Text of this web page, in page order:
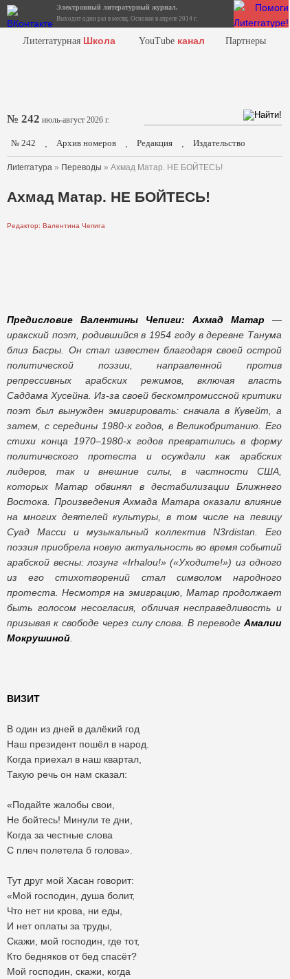
Электронный литературный журнал.
Выходит один раз в месяц. Основан в апреле 2014 г.
Лиterraтурная Школа YouTube канал Партнеры
№ 242 июль-август 2026 г.
№ 242 . Архив номеров . Редакция . Издательство
Лиterraтура » Переводы » Ахмад Матар. НЕ БОЙТЕСЬ!
Ахмад Матар. НЕ БОЙТЕСЬ!
Редактор: Валентина Чепига
Предисловие Валентины Чепиги: Ахмад Матар —
иракский поэт, родившийся в 1954 году в деревне Танума
близ Басры. Он стал известен благодаря своей острой
политической поэзии, направленной против
репрессивных арабских режимов, включая власть
Саддама Хусейна. Из-за своей бескомпромиссной критики
поэт был вынужден эмигрировать: сначала в Кувейт, а
затем, с середины 1980-х годов, в Великобританию. Его
стихи конца 1970–1980-х годов превратились в форму
политического протеста и осуждали как арабских
лидеров, так и внешние силы, в частности США,
которых Матар обвинял в дестабилизации Ближнего
Востока. Произведения Ахмада Матара оказали влияние
на многих деятелей культуры, в том числе на певицу
Суад Масси и музыкальный коллектив N3rdistan. Его
поэзия приобрела новую актуальность во время событий
арабской весны: лозунг «Irhalou!» («Уходите!») из одного
из его стихотворений стал символом народного
протеста. Несмотря на эмиграцию, Матар продолжает
быть голосом несогласия, обличая несправедливость и
призывая к свободе через силу слова. В переводе Амалии
Мокрушиной
ВИЗИТ
В один из дней в далёкий год
Наш президент пошёл в народ.
Когда приехал в наш квартал,
Такую речь он нам сказал:
«Подайте жалобы свои,
Не бойтесь! Минули те дни,
Когда за честные слова
С плеч полетела б голова».
Тут друг мой Хасан говорит:
«Мой господин, душа болит,
Что нет ни крова, ни еды,
И нет оплаты за труды,
Скажи, мой господин, где тот,
Кто бедняков от бед спасёт?
Мой господин, скажи, когда